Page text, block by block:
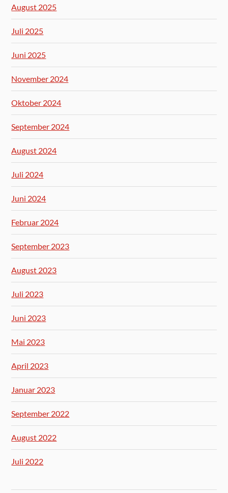
August 2025
Juli 2025
Juni 2025
November 2024
Oktober 2024
September 2024
August 2024
Juli 2024
Juni 2024
Februar 2024
September 2023
August 2023
Juli 2023
Juni 2023
Mai 2023
April 2023
Januar 2023
September 2022
August 2022
Juli 2022